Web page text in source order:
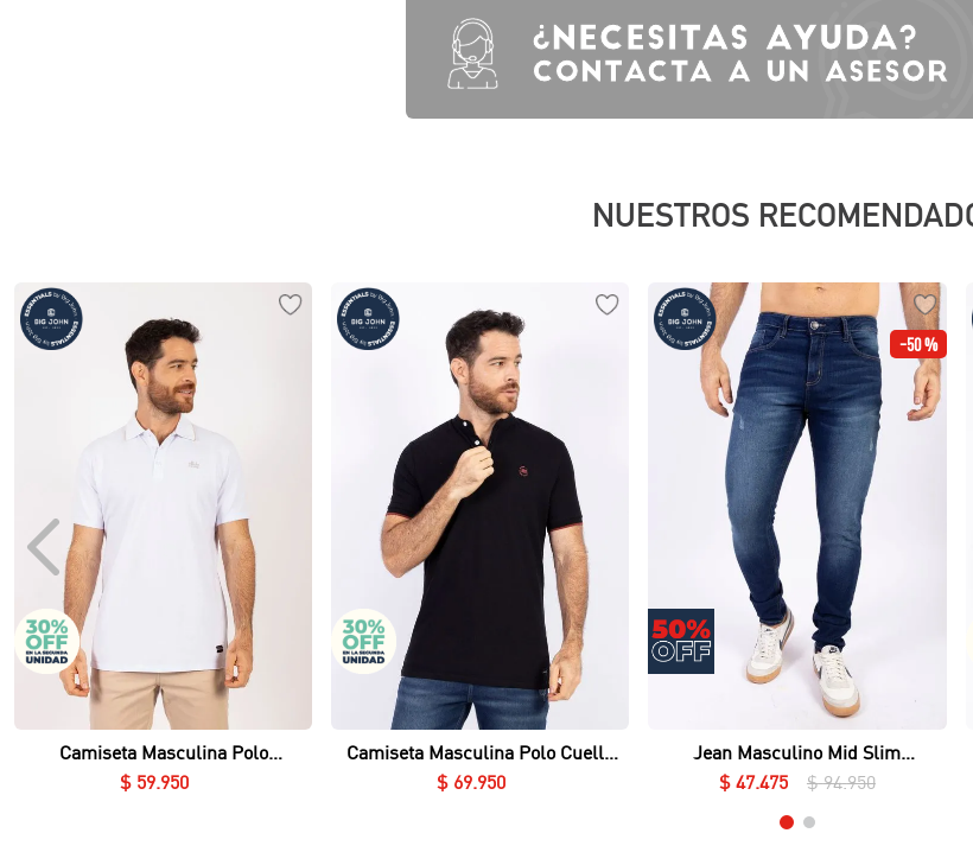
NUESTROS
Vista rápida
Camiseta Masculina Polo
Essential en Piqué Lycrado
$ 59. 950
Vista rápida
Camiseta Masculina Polo Cuello
Nerú Essential en Piqué Lycrado
$ 69. 950
-50 %
Vista rápida
Jean Masculino Mid Slim
Essential
$ 47.475 $ 94.950